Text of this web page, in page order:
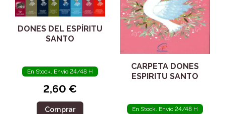
DONES DEL ESPÍRITU
SANTO
En Stock. Envío 24/48 H
2,60 €
Comprar
CARPETA DONES
ESPIRITU SANTO
En Stock. Envío 24/48 H